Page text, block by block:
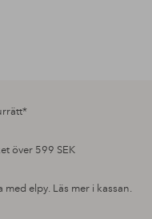
över 599 SEK
med elpy. Läs mer i kassan.